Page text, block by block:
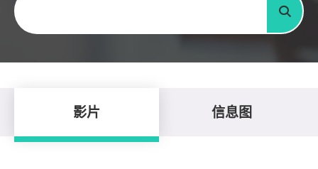
搜寻
影片 信息图